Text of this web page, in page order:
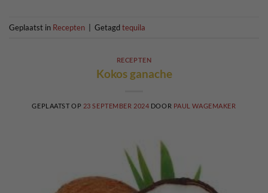
Geplaatst in Recepten Getagdtequila
RECEPTEN
Kokos ganache
GEPLAATST OP 23 SEPTEMBER 2024 DOOR PAUL WAGEMAKER